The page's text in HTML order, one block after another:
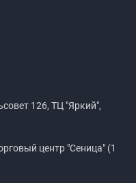
126, ТЦ "Яркий",
центр "Сеница" (1